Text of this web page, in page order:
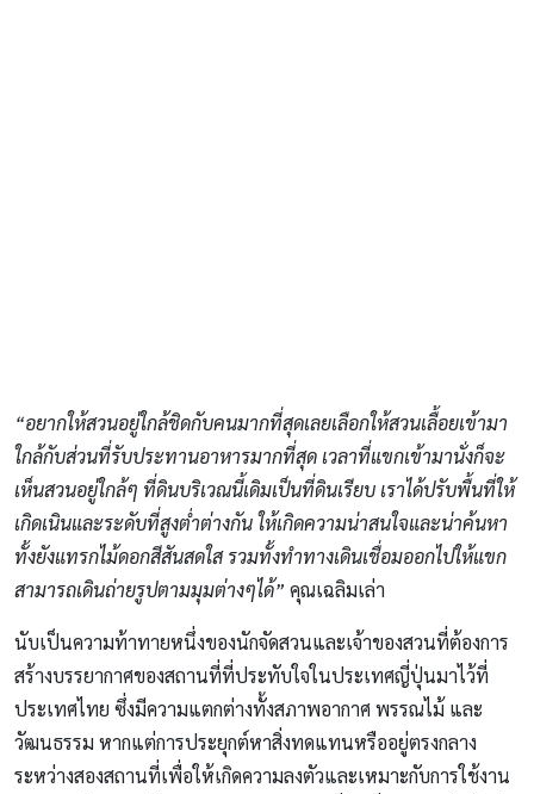
“อยากให้สวนอยู่ใกล้ชิดกับคนมากที่สุดเลยเลือกให้สวนเลื้อยเข้ามา
ใกล้กับส่วนที่รับประทานอาหารมากที่สุด เวลาที่แขกเข้ามานั่งก็จะ
เห็นสวนอยู่ใกล้ๆ ที่ดินบริเวณนี้เดิมเป็นที่ดินเรียบ เราได้ปรับพื้นที่ให้
เกิดเนินและระดับที่สูงต่ำต่างกัน ให้เกิดความน่าสนใจและน่าค้นหา
ทั้งยังแทรกไม้ดอกสีสันสดใส รวมทั้งทำทางเดินเชื่อมออกไปให้แขก
สามารถเดินถ่ายรูปตามมุมต่างๆได้” คุณเฉลิมเล่า
นับเป็นความท้าทายหนึ่งของนักจัดสวนและเจ้าของสวนที่ต้องการ
สร้างบรรยากาศของสถานที่ที่ประทับใจในประเทศญี่ปุ่นมาไว้ที่
ประเทศไทย ซึ่งมีความแตกต่างทั้งสภาพอากาศ พรรณไม้ และ
วัฒนธรรม หากแต่การประยุกต์หาสิ่งทดแทนหรืออยู่ตรงกลาง
ระหว่างสองสถานที่เพื่อให้เกิดความลงตัวและเหมาะกับการใช้งาน